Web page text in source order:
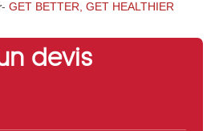
- GET BETTER, GET HEALTHIER
devis